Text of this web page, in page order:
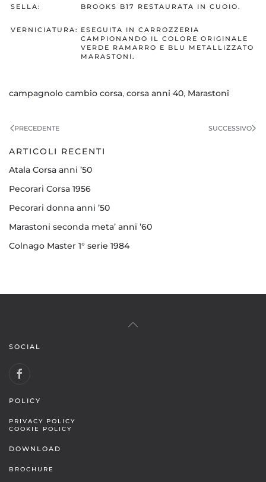
SELLA: BROOKS B17 RESTAURATA IN CUOIO.
VERNICIATURA: ESEGUITA IN CARROZZERIA
CAMPIONANDO IL COLORE ORIGINALE
VERDE RAMARRO E BLU METALLIZZATO
MARASTONI.
campagnolo cambio corsa, corsa anni 40, Marastoni
PRECEDENTE SUCCESSIVO
ARTICOLI RECENTI
Atala Corsa anni ’50
Pecorari Corsa 1956
Pecorari donna anni ’50
Marastoni seconda meta’ anni ’60
Colnago Master 1° serie 1984
SOCIAL
POLICY
PRIVACY POLICY
COOKIE POLICY
DOWNLOAD
BROCHURE